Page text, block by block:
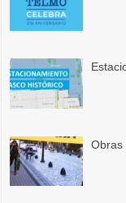
Obras